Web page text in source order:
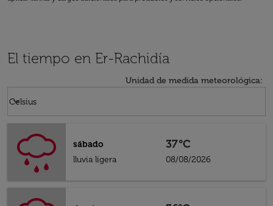
El tiempo en Er-Rachidía
Unidad de medida meteorológica:
Celsius
keyboard_arrow_down
sábado
lluvia ligera
37°C
08/08/2026